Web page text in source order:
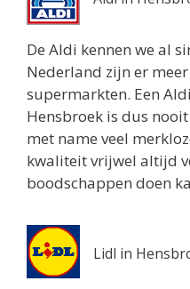
De Aldi kennen we al
Nederland zijn er
supermarkten. Een
Hensbroek is dus
met name veel
kwaliteit vrijwel altijd
boodschappen doen
Lidl in